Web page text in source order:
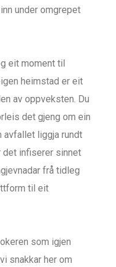
under omgrepet
eit moment til
heimstad er eit
av oppveksten. Du
det gjeng om ein
avfallet liggja rundt
det infiserer sinnet
frå tidleg
til eit
som igjen
snakkar her om